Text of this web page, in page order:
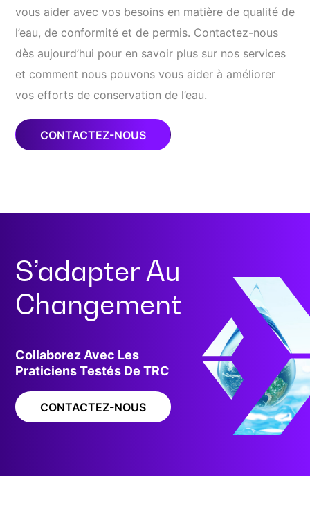
vous aider avec vos besoins en matière de qualité de
l’eau, de conformité et de permis. Contactez-nous
dès aujourd’hui pour en savoir plus sur nos services
et comment nous pouvons vous aider à améliorer
vos efforts de conservation de l’eau.
CONTACTEZ-NOUS
S’adapter Au
Changement
Collaborez Avec Les
Praticiens Testés De TRC
CONTACTEZ-NOUS